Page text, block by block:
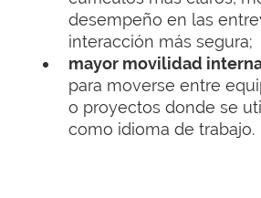
desempeño en las
interacción más segura;
mayor movilidad
para moverse entre
o proyectos donde se
como idioma de trabajo.